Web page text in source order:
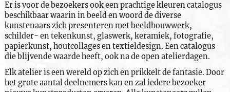
Er is voor de bezoekers ook een prachtige kleuren catalogus
beschikbaar waarin in beeld en woord de diverse
kunstenaars zich presenteren met beeldhouwwerk,
schilder- en tekenkunst, glaswerk, keramiek, fotografie,
papierkunst, houtcollages en textieldesign. Een catalogus
die blijvende waarde heeft, ook na de open atelierdagen.
Elk atelier is een wereld op zich en prikkelt de fantasie. Door
het grote aantal deelnemers kan en zal iedere bezoeker